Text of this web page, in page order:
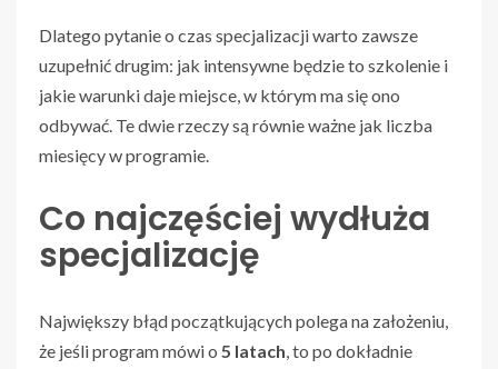
Dlatego pytanie o czas specjalizacji warto zawsze
uzupełnić drugim: jak intensywne będzie to szkolenie i
jakie warunki daje miejsce, w którym ma się ono
odbywać. Te dwie rzeczy są równie ważne jak liczba
miesięcy w programie.
Co najczęściej wydłuża
specjalizację
Największy błąd początkujących polega na założeniu,
że jeśli program mówi o 5 latach, to po dokładnie